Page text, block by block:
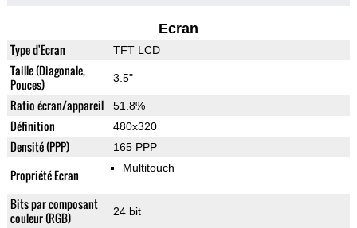
Ecran
Type d'Ecran TFT LCD
Taille (Diagonale,
Pouces)
3.5"
Ratio écran/appareil 51.8%
Définition 480x320
Densité (PPP) 165 PPP
Propriété Ecran Multitouch
Bits par composant
couleur (RGB)
24 bit